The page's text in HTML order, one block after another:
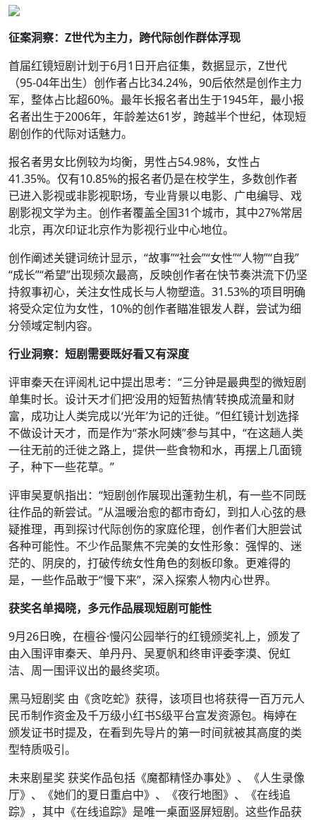
征案洞察：Z世代为主力，跨代际创作群体浮现
首届红镜短剧计划于6月1日开启征集，数据显示，Z世代
（95-04年出生）创作者占比34.24%，90后依然是创作主力
军，整体占比超60%。最年长报名者出生于1945年，最小报
名者出生于2006年，年龄差达61岁，跨越半个世纪，体现短
剧创作的代际对话魅力。
报名者男女比例较为均衡，男性占54.98%，女性占
41.35%。仅有10.85%的报名者仍是在校学生，多数创作者
已进入影视或非影视职场，专业背景以电影、广电编导、戏
剧影视文学为主。创作者覆盖全国31个城市，其中27%常居
北京，再次印证北京作为影视行业中心地位。
创作阐述关键词统计显示，“故事”“社会”“女性”“人物”“自我”
“成长”“希望”出现频次最高，反映创作者在快节奏洪流下仍坚
持叙事初心，关注女性成长与人物塑造。31.53%的项目明确
将受众定位为女性，10%的创作者瞄准银发人群，尝试为细
分领域定制内容。
行业洞察：短剧需要既好看又有深度
评审秦天在评阅札记中提出思考：“三分钟是最典型的微短剧
单集时长。设计天才们把‘没用的短暂热情’转换成流量和财
富，成功让人类完成以‘光年’为记的迁徙。”但红镜计划选择
不做设计天才，而是作为“茶水阿姨”参与其中，“在这趟人类
一往无前的迁徙之路上，提供一些食物和水，再摆上几面镜
子，种下一些花草。”
评审吴夏帆指出：“短剧创作展现出蓬勃生机，有一些不同既
往作品的新尝试。”从温暖治愈的都市奇幻，到扣人心弦的悬
疑推理，再到探讨代际创伤的家庭伦理，创作者们大胆尝试
各种可能性。不少作品聚焦不完美的女性形象：强悍的、迷
茫的、阴戾的，打破传统女性角色的刻板印象。更难得的
是，一些作品敢于“慢下来”，深入探索人物内心世界。
获奖名单揭晓，多元作品展现短剧可能性
9月26日晚，在檀谷·慢闪公园举行的红镜颁奖礼上，颁发了
由入围评审秦天、单丹丹、吴夏帆和终审评委李漠、倪虹
洁、周一围评议出的最终奖项。
黑马短剧奖 由《贪吃蛇》获得，该项目也将获得一百万元人
民币制作资金及千万级小红书S级平台宣发资源包。梅婷在
颁发证书时提及，在看到先导片的第一时间就被其高度的类
型特质吸引。
未来剧星奖 获奖作品包括《魔都精怪办事处》、《人生录像
厅》、《她们的夏日重启中》、《夜行地图》、《在线追
踪》，其中《在线追踪》是唯一桌面竖屏短剧。这些作品获